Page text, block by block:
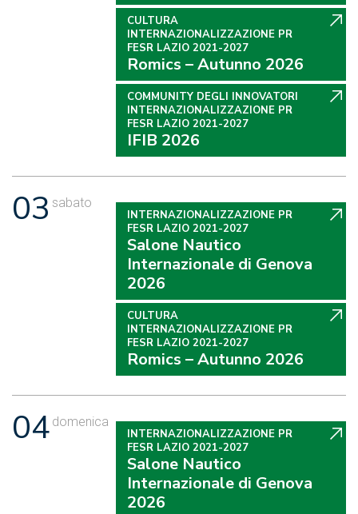
CULTURA
INTERNAZIONALIZZAZIONE PR
FESR LAZIO 2021-2027
Romics – Autunno 2026
COMMUNITY DEGLI INNOVATORI
INTERNAZIONALIZZAZIONE PR
FESR LAZIO 2021-2027
IFIB 2026
03 sabato
INTERNAZIONALIZZAZIONE PR
FESR LAZIO 2021-2027
Salone Nautico
Internazionale di Genova
2026
CULTURA
INTERNAZIONALIZZAZIONE PR
FESR LAZIO 2021-2027
Romics – Autunno 2026
04 domenica
INTERNAZIONALIZZAZIONE PR
FESR LAZIO 2021-2027
Salone Nautico
Internazionale di Genova
2026